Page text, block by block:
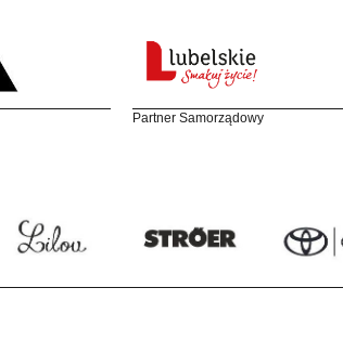
Partner Samorządowy